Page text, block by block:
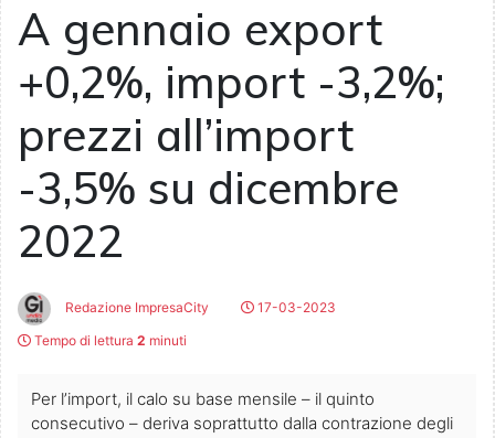
A gennaio export
+0,2%, import -3,2%;
prezzi all’import
-3,5% su dicembre
2022
Redazione ImpresaCity
17-03-2023
Tempo di lettura 2 minuti
Per l’import, il calo su base mensile – il quinto
consecutivo – deriva soprattutto dalla contrazione degli